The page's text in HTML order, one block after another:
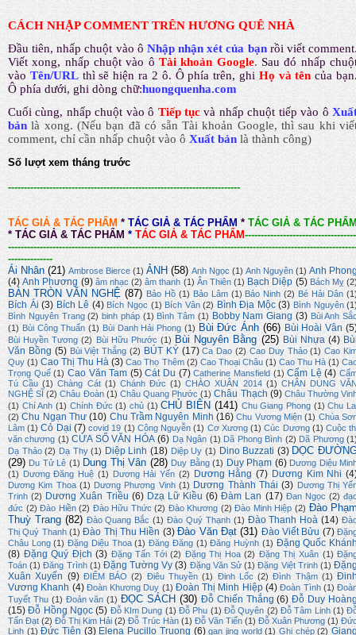
CÁCH NHẬP COMMENT TRÊN HƯƠNG QUÊ NHÀ
Đầu tiên, nhấp chuột vào ô Nhập nhận xét của bạn rồi viết comment
Viết xong, nhấp chuột vào ô Tài khoản Google. Sau đó nhấp
vào Tên/URL thì sẽ hiện ra 2 ô. Ô phía trên, ghi Họ và tên của
Ô phía dưới, ghi dòng chữ:huongquenha.com
Cuối cùng, nhấp chuột vào ô Tiếp tục và nhấp chuột tiếp vào ô
bản là xong.(Nếu bạn đã có sẵn Tài khoản Google, thì sau khi
comment, chỉ cần nhấp chuột vào ôXuất bản là thành công)
Số lượt xem tháng trước
-------------------------------------------------------------------------
TÁC GIẢ & TÁC PHẨM * TÁC GIẢ & TÁC PHẨM * TÁC GIẢ & TÁC
* TÁC GIẢ & TÁC PHẨM *TÁC GIẢ & TÁC PHẨM-----------------------------------
--------------
Ái Nhân (21) Ambrose Bierce (1) ẢNH (58) Anh Ngọc (1) Anh Nguyên (1) Anh
(4) Anh Phương (9) âm nhạc (2) âm thanh (1) Ân Thiên (1) Bạch Diệp (5) Bách Mỵ
BÀN TRÒN VĂN NGHỆ (87) Bảo Hồ (1) Bảo Lâm (1) Bảo Ninh (2) Bé Hải Dân
Bích Ái (3) Bích Lê (4) Bích Ngọc (1) Bích Vân (2) Bình Địa Mộc (3) Bình Nguyên
Bình Nguyên Trang (2) binh pháp (1) Bình Tâm (1) Bobby Nam Giang (3) Bùi Anh
(1) Bùi Công Thuấn (1) Bùi Danh Hải Phong (1) Bùi Đức Ánh (66) Bùi Hoài Vân
Bùi Huyền Tương (2) Bùi Hữu Phước (1) Bùi Nguyên Bằng (25) Bùi Nhựa (4)
Văn Bồng (5) Bùi Việt Thắng (2) BÚT KÝ (17) Ca Dao (2) Cao Duy Thảo (1) Cao
Quy (1) Cao Thị Thu Hà (3) Cao Thọ Thêm (2) Cao Thoại Châu (1) Cao Thu Hà (1)
Trọng Quế (1) Cao Văn Tam (5) Cát Du (7) Catherine Mansfield (1) Cẩm Lệ (4)
Tú Cầu (1) Chàng Cát (1) Chánh Đức (1) CHÀO XUÂN 2014 (1) CHÂN DUNG
NGHỆ SĨ (2) Châu Đoàn (1) Châu Quang Phước (1) Châu Thạch (9) Châu Thường
(1) Chí Anh (1) Chính Đức (1) chủ (1) CHỦ BIÊN (141) Chu Giang Phong (1) Chu
(2) Chu Ngạn Thư (10) Chu Trầm Nguyên Minh (16) Chu Vương Miện (1) Chúa
Lâm (1) Cỏ Dại (7) covid 19 (1) Công Nguyễn (1) Cơ Xương (1) Cúc Dương (1) Cuộc
văn chương (1) CỬA SỔ VĂN HÓA (6) Dạ Ngân (1) Dã Phong Bình (2) Dã Phương
Dạ Thảo (2) Dạ Thy (1) Diệp Linh (18) Diệp Uy (1) Dino Buzzati (3) DỌC
(29) Du Tử Lê (1) Dung Thị Vân (28) Duy Bằng (1) Duy Phạm (6) Dương Diệu
(1)
Dương Đăng Huệ (1) Dương Hải Yến (2) Dương Hằng (7) Dương Kim Nhi
Dương Kim Thoa (1) Dương Phương Vinh (1) Dương Thành Thái (3) Dương Thị
Trinh (2) Dương Xuân Triều (6) Dzạ Lữ Kiều (6) Đàm Lan (17) Đan Ngọc (2)
đức (2) Đào Hiền (2) Đào Hữu Thức (2) Đào Khương (2) Đào Minh Hiệp (2) Đào
Thuỳ Trang (82) Đào Quang Bắc (1) Đào Quý Thạnh (1) Đào Thanh Hoà (14)
Thị Quý Thanh (1) Đào Thị Thu Hiền (3) Đào Văn Đạt (31) Đào Viết Bửu (7)
Châu Long (1) Đặng Diệu Thoa (1) Đăng Đăng (1) Đăng Huỳnh (1) Đặng Quốc
(8) Đặng Quý Địch (3) Đặng Tấn Tới (2) Đặng Thị Hoa (2) Đặng Thị Xuân (1)
Toán (1) Đăng Trình (1) Đặng Tường Vy (3) Đặng Văn Sử (1) Đặng Việt Trinh (1)
Xuân Xuyến (9) ĐIỂM BÁO (2) Điêu Thuyền (1) Đinh Lốc (2) Đình Thậm (1)
Vương Khanh (4) Đoàn Khương Duy (1) Đoàn Thị Minh Hiệp (4) Đoàn Tình (1)
Tuyết Thu (1) Đoản văn (1) ĐỌC SÁCH (30) Đỗ Chiến Thắng (6) Đỗ Duy
(15) Đỗ Hồng Ngọc (5) Đỗ KIm Dung (1) Đỗ Phu (1) Đỗ Quyên (2) Đỗ Tâm Linh (1)
Tấn Đạt (2) Đỗ Thị Kim Hải (2) Đỗ Trúc Hàn (1) Đỗ Văn Tiến (1) Đỗ Xuân Phương (1)
Linh (1) Đức Tiên (3) Elena Pucillo Truong (6) gan jing world (1) Ghi chép (2)